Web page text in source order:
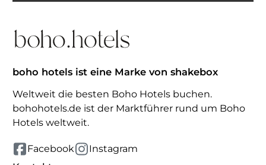
boho hotels ist eine Marke von shakebox
Weltweit die besten Boho Hotels buchen.
bohohotels.de ist der Marktführer rund um Boho
Hotels weltweit.
Facebook Instagram